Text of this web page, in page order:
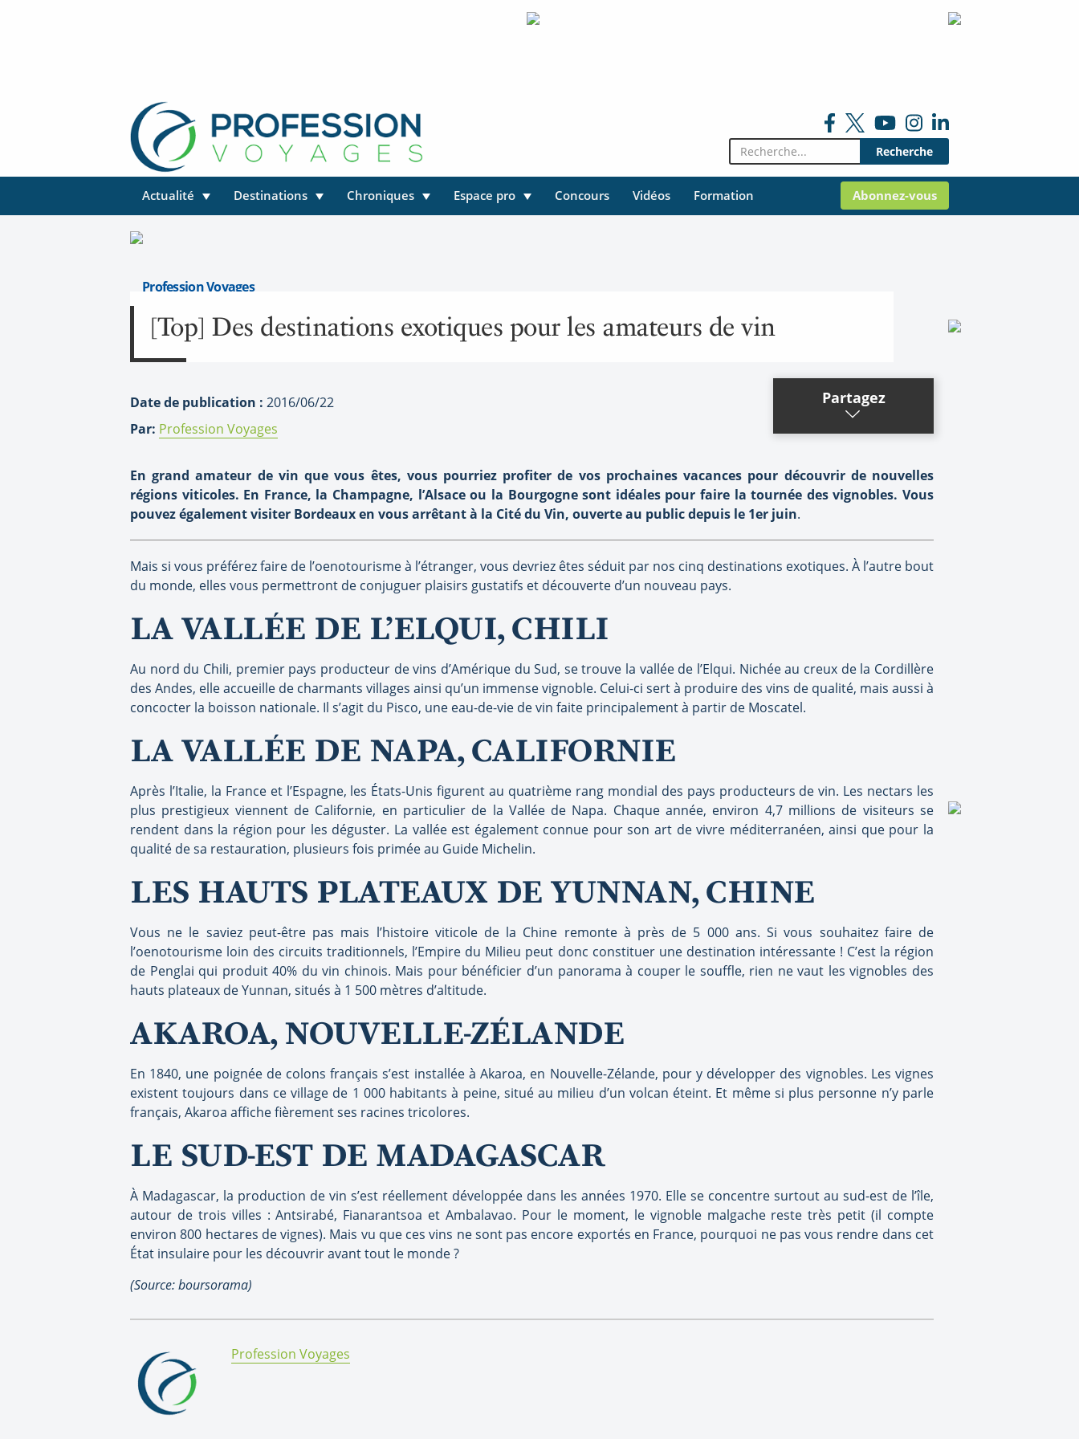
Rechercher:
Actualité Destinations Chroniques Espace pro Concours Vidéos Formation Abonnez-vous
Profession Voyages
[Top] Des destinations exotiques pour les amateurs de vin
Date de publication : 2016/06/22
Par: Profession Voyages
Partagez
En grand amateur de vin que vous êtes, vous pourriez profiter de vos prochaines vacances pour découvrir de nouvelles
régions viticoles. En France, la Champagne, l’Alsace ou la Bourgogne sont idéales pour faire la tournée des vignobles. Vous
pouvez également visiter Bordeaux en vous arrêtant à la Cité du Vin, ouverte au public depuis le 1er juin.
Mais si vous préférez faire de l’oenotourisme à l’étranger, vous devriez êtes séduit par nos cinq destinations exotiques. À l’autre bout
du monde, elles vous permettront de conjuguer plaisirs gustatifs et découverte d’un nouveau pays.
LA VALLÉE DE L’ELQUI, CHILI
Au nord du Chili, premier pays producteur de vins d’Amérique du Sud, se trouve la vallée de l’Elqui. Nichée au creux de la Cordillère
des Andes, elle accueille de charmants villages ainsi qu’un immense vignoble. Celui-ci sert à produire des vins de qualité, mais aussi à
concocter la boisson nationale. Il s’agit du Pisco, une eau-de-vie de vin faite principalement à partir de Moscatel.
LA VALLÉE DE NAPA, CALIFORNIE
Après l’Italie, la France et l’Espagne, les États-Unis figurent au quatrième rang mondial des pays producteurs de vin. Les nectars les
plus prestigieux viennent de Californie, en particulier de la Vallée de Napa. Chaque année, environ 4,7 millions de visiteurs se
rendent dans la région pour les déguster. La vallée est également connue pour son art de vivre méditerranéen, ainsi que pour la
qualité de sa restauration, plusieurs fois primée au Guide Michelin.
LES HAUTS PLATEAUX DE YUNNAN, CHINE
Vous ne le saviez peut-être pas mais l’histoire viticole de la Chine remonte à près de 5 000 ans. Si vous souhaitez faire de
l’oenotourisme loin des circuits traditionnels, l’Empire du Milieu peut donc constituer une destination intéressante ! C’est la région
de Penglai qui produit 40% du vin chinois. Mais pour bénéficier d’un panorama à couper le souffle, rien ne vaut les vignobles des
hauts plateaux de Yunnan, situés à 1 500 mètres d’altitude.
AKAROA, NOUVELLE-ZÉLANDE
En 1840, une poignée de colons français s’est installée à Akaroa, en Nouvelle-Zélande, pour y développer des vignobles. Les vignes
existent toujours dans ce village de 1 000 habitants à peine, situé au milieu d’un volcan éteint. Et même si plus personne n’y parle
français, Akaroa affiche fièrement ses racines tricolores.
LE SUD-EST DE MADAGASCAR
À Madagascar, la production de vin s’est réellement développée dans les années 1970. Elle se concentre surtout au sud-est de l’île,
autour de trois villes : Antsirabé, Fianarantsoa et Ambalavao. Pour le moment, le vignoble malgache reste très petit (il compte
environ 800 hectares de vignes). Mais vu que ces vins ne sont pas encore exportés en France, pourquoi ne pas vous rendre dans cet
État insulaire pour les découvrir avant tout le monde ?
(Source: boursorama)
By:
Profession Voyages